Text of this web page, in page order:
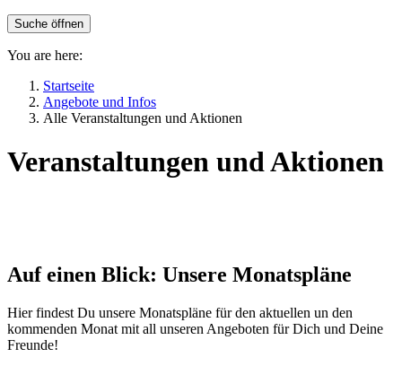
Suche öffnen
You are here:
Startseite
Angebote und Infos
Alle Veranstaltungen und Aktionen
Veranstaltungen und Aktionen
Auf einen Blick: Unsere Monatspläne
Hier findest Du unsere Monatspläne für den aktuellen un den
kommenden Monat mit all unseren Angeboten für Dich und Deine
Freunde!